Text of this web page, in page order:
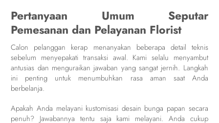
Pertanyaan Umum Seputar
Pemesanan dan Pelayanan Florist
Calon pelanggan kerap menanyakan beberapa detail teknis
sebelum menyepakati transaksi awal. Kami selalu menyambut
antusias dan menguraikan jawaban yang sangat jernih. Langkah
ini penting untuk menumbuhkan rasa aman saat Anda
berbelanja.
Apakah Anda melayani kustomisasi desain bunga papan secara
penuh? Jawabannya tentu saja kami melayani. Anda cukup